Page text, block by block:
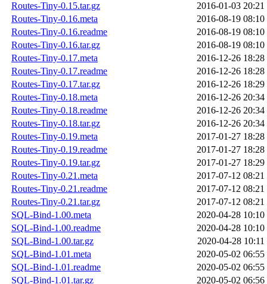
Routes-Tiny-0.15.tar.gz
2016-01-03 20:21
Routes-Tiny-0.16.meta
2016-08-19 08:10
Routes-Tiny-0.16.readme
2016-08-19 08:10
Routes-Tiny-0.16.tar.gz
2016-08-19 08:10
Routes-Tiny-0.17.meta
2016-12-26 18:28
Routes-Tiny-0.17.readme
2016-12-26 18:28
Routes-Tiny-0.17.tar.gz
2016-12-26 18:29
Routes-Tiny-0.18.meta
2016-12-26 20:34
Routes-Tiny-0.18.readme
2016-12-26 20:34
Routes-Tiny-0.18.tar.gz
2016-12-26 20:34
Routes-Tiny-0.19.meta
2017-01-27 18:28
Routes-Tiny-0.19.readme
2017-01-27 18:28
Routes-Tiny-0.19.tar.gz
2017-01-27 18:29
Routes-Tiny-0.21.meta
2017-07-12 08:21
Routes-Tiny-0.21.readme
2017-07-12 08:21
Routes-Tiny-0.21.tar.gz
2017-07-12 08:21
SQL-Bind-1.00.meta
2020-04-28 10:10
SQL-Bind-1.00.readme
2020-04-28 10:10
SQL-Bind-1.00.tar.gz
2020-04-28 10:11
SQL-Bind-1.01.meta
2020-05-02 06:55
SQL-Bind-1.01.readme
2020-05-02 06:55
SQL-Bind-1.01.tar.gz
2020-05-02 06:56